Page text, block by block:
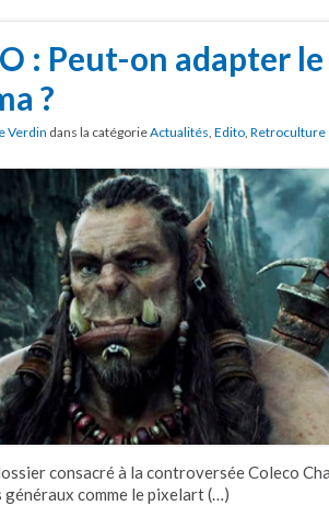
: Peut-on adapter
?
Verdin dans la catégorieActualités, Edito, Retroculture
consacré à la controversée Coleco
généraux comme le pixelart (…)